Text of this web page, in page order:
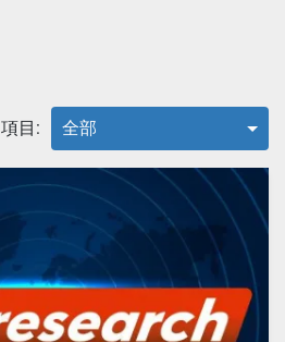
項目: 全部